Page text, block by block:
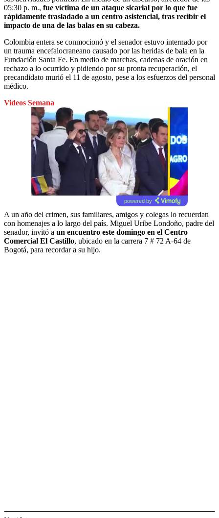
05:30 p. m., fue víctima de un ataque sicarial por lo que fue
rápidamente trasladado a un centro asistencial, tras recibir el
impacto de una de las balas en su cabeza.
Colombia entera se conmocionó y el senador estuvo internado por
un trauma encefalocraneano causado por las heridas de bala en la
Fundación Santa Fe. En medio de marchas, cadenas de oración en
rechazo a lo ocurrido y pidiendo por su pronta recuperación, el
precandidato murió el 11 de agosto, pese a los esfuerzos del personal
médico.
Videos Semana
powered by
A un año del crimen, sus familiares, amigos y colegas lo recuerdan
con homenajes a lo largo del país. Miguel Uribe Londoño, padre del
senador, invitó a un encuentro este domingo en el Centro
Comercial El Castillo, ubicado en la carrera 7 # 72 A-64 de
Bogotá, para recordar a su hijo.